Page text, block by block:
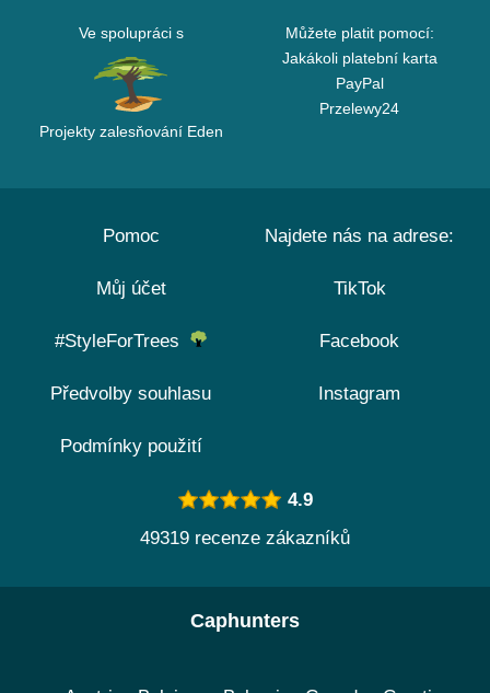
Ve spolupráci s
Projekty zalesňování Eden
Můžete platit pomocí:
Jakákoli platební karta
PayPal
Przelewy24
Pomoc
Můj účet
#StyleForTrees
Předvolby souhlasu
Podmínky použití
Najdete nás na adrese:
TikTok
Facebook
Instagram
4.9
49319 recenze zákazníků
Caphunters